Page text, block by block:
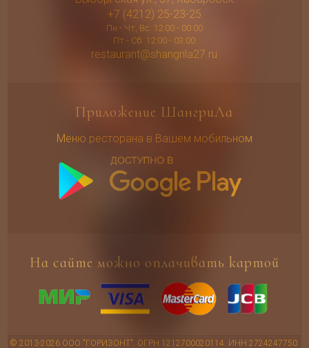
+7 (4212) 25-23-25
Пн - Чт, Вс: 12:00 - 00:00
Пт - Сб: 12:00 - 03:00
restaurant@shangrila27.ru
Приложение ШангриЛа
Меню ресторана в Вашем мобильном
На сайте можно оплачивать картой
© 2013-2026 ООО "ГОРИЗОНТ". ОГРН 1212700020114. ИНН 2724247750.